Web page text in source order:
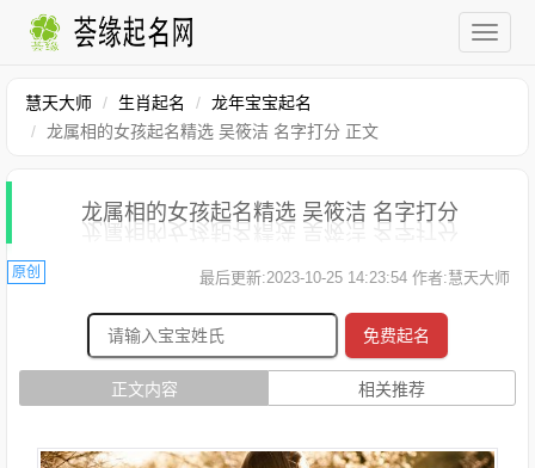
慧天大师 生肖起名
龙年宝宝起名
龙属相的女孩起名精选 吴筱洁 名字打分 正文
龙属相的女孩起名精选 吴筱洁 名字打分
原创 最后更新:2023-10-25 14:23:54 作者:慧天大师
免费起名
正文内容 相关推荐